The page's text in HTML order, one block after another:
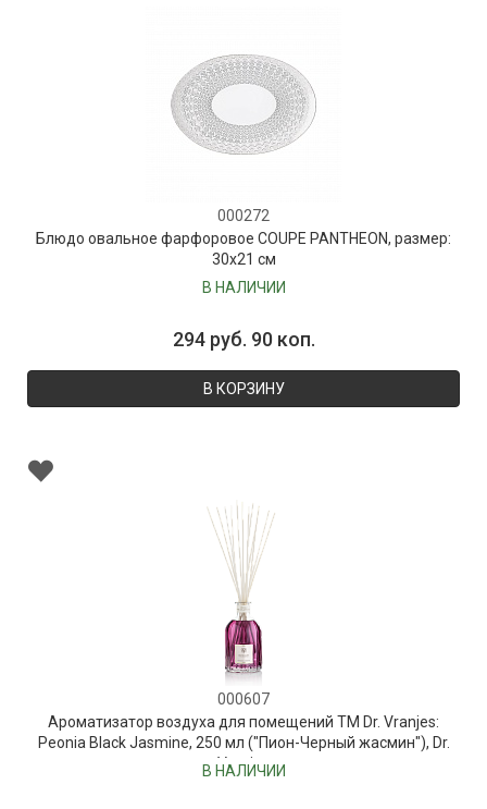
000272
Блюдо овальное фарфоровое COUPE PANTHEON, размер:
30х21 см
В НАЛИЧИИ
294 руб. 90 коп.
В КОРЗИНУ
000607
Ароматизатор воздуха для помещений ТМ Dr. Vranjes:
Peonia Black Jasmine, 250 мл ("Пион-Черный жасмин"), Dr.
Vranjes
В НАЛИЧИИ